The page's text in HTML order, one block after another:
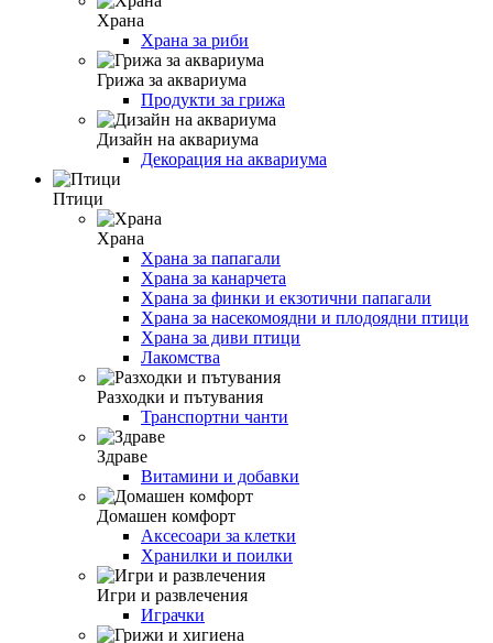
Храна
Храна за риби
Грижа за аквариума
Продукти за грижа
Дизайн на аквариума
Декорация на аквариума
Птици
Храна
Храна за папагали
Храна за канарчета
Храна за финки и екзотични папагали
Храна за насекомоядни и плодоядни птици
Храна за диви птици
Лакомства
Разходки и пътувания
Транспортни чанти
Здраве
Витамини и добавки
Домашен комфорт
Аксесоари за клетки
Хранилки и поилки
Игри и развлечения
Играчки